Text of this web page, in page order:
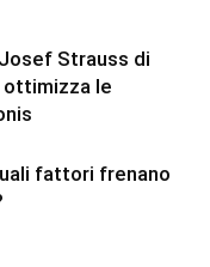
Strauss di
ottimizza le
fattori frenano